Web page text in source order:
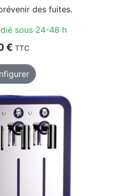
des fuites.
sous 24-48 h
€ TTC